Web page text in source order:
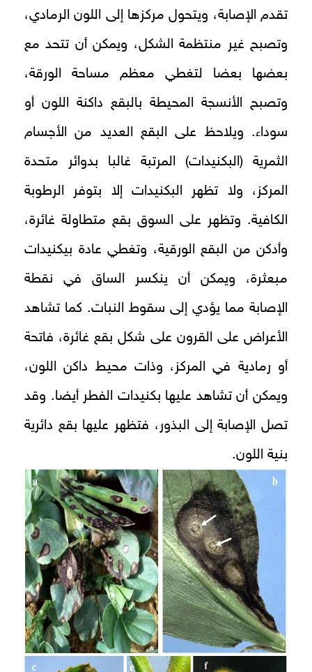
تقدم الإصابة، ويتحول مركزها إلى اللون الرمادي،
وتصبح غير منتظمة الشكل، ويمكن أن تتحد مع
بعضها بعضا لتغطي معظم مساحة الورقة،
وتصبح الأنسجة المحيطة بالبقع داكنة اللون أو
سوداء. ويلاحظ على البقع العديد من الأجسام
الثمرية (البكنيدات) المرتبة غالبا بدوائر متحدة
المركز، ولا تظهر البكنيدات إلا بتوفر الرطوبة
الكافية. وتظهر على السوق بقع متطاولة غائرة،
وأدكن من البقع الورقية، وتغطي عادة بيكنيدات
مبعثرة، ويمكن أن ينكسر الساق في نقطة
الإصابة مما يؤدي إلى سقوط النبات. كما تشاهد
الأعراض على القرون على شكل بقع غائرة، فاتحة
أو رمادية في المركز، وذات محيط داكن اللون،
ويمكن أن تشاهد عليها بكنيدات الفطر أيضا. وقد
تصل الإصابة إلى البذور، فتظهر عليها بقع دائرية
بنية اللون.